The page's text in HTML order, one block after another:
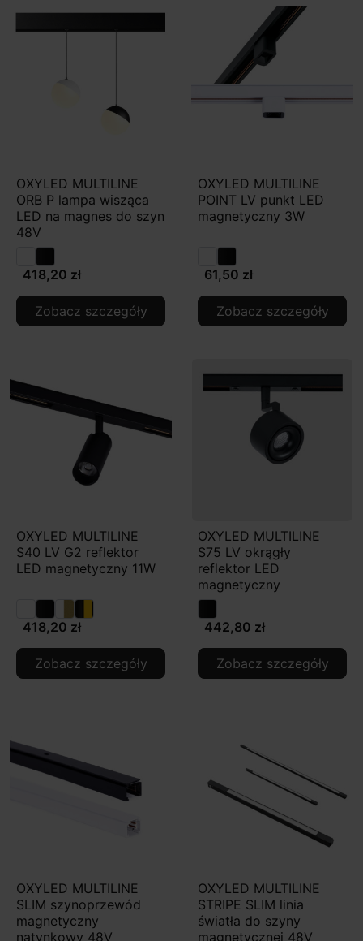
OXYLED MULTILINE
ORB P lampa wisząca
LED na magnes do szyn
48V
418,20 zł
Zobacz szczegóły
OXYLED MULTILINE
POINT LV punkt LED
magnetyczny 3W
61,50 zł
Zobacz szczegóły
OXYLED MULTILINE
S40 LV G2 reflektor
LED magnetyczny 11W
418,20 zł
Zobacz szczegóły
OXYLED MULTILINE
S75 LV okrągły
reflektor LED
magnetyczny
442,80 zł
Zobacz szczegóły
OXYLED MULTILINE
SLIM szynoprzewód
magnetyczny
natynkowy 48V
OXYLED MULTILINE
STRIPE SLIM linia
światła do szyny
magnetycznej 48V